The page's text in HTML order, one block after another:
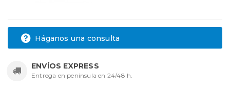
Háganos una consulta
ENVÍOS EXPRESS
Entrega en península en 24/48 h.